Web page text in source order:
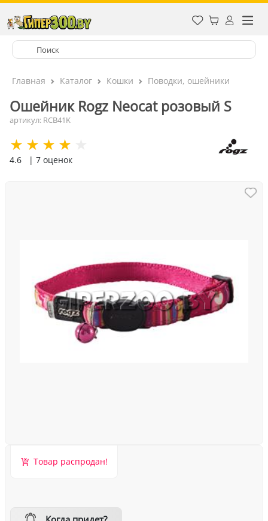
Главная Каталог Кошки Поводки, ошейники
Ошейник Rogz Neocat розовый S
артикул: RCB41K
4.6 | 7 оценок
Товар распродан!